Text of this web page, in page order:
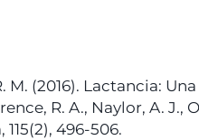
M. (2016). Lactancia:
R. A., Naylor, A. J.,
496-506.